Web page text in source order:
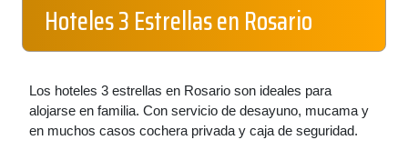
Hoteles 3 Estrellas en Rosario
Los hoteles 3 estrellas en Rosario son ideales para
alojarse en familia. Con servicio de desayuno, mucama y
en muchos casos cochera privada y caja de seguridad.